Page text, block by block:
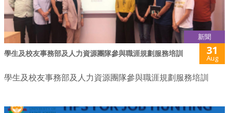
新聞
學生及校友事務部及人力資源團隊參與職涯規劃服務培訓 31
Aug
學生及校友事務部及人力資源團隊參與職涯規劃服務培訓